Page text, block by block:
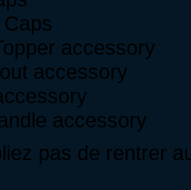
accessory
accessory
accessory
pas de rentrer